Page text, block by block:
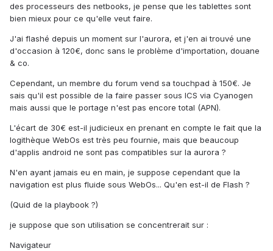
des processeurs des netbooks, je pense que les tablettes sont
bien mieux pour ce qu'elle veut faire.
J'ai flashé depuis un moment sur l'aurora, et j'en ai trouvé une
d'occasion à 120€, donc sans le problème d'importation, douane
& co.
Cependant, un membre du forum vend sa touchpad à 150€. Je
sais qu'il est possible de la faire passer sous ICS via Cyanogen
mais aussi que le portage n'est pas encore total (APN).
L'écart de 30€ est-il judicieux en prenant en compte le fait que la
logithèque WebOs est très peu fournie, mais que beaucoup
d'applis android ne sont pas compatibles sur la aurora ?
N'en ayant jamais eu en main, je suppose cependant que la
navigation est plus fluide sous WebOs... Qu'en est-il de Flash ?
(Quid de la playbook ?)
je suppose que son utilisation se concentrerait sur :
Navigateur